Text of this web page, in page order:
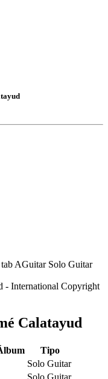
- International Copyright
Calatayud
Tipo
Solo Guitar
Solo Guitar